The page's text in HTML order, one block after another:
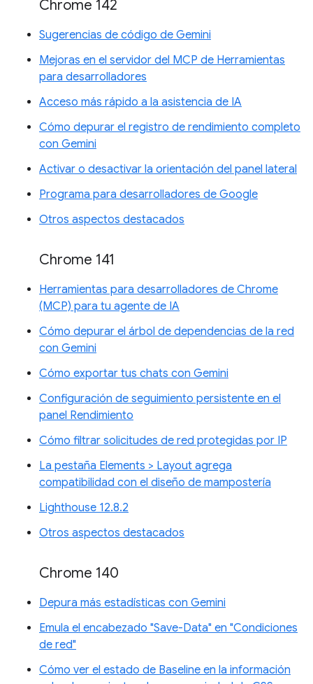
Chrome 142
Sugerencias de código de Gemini
Mejoras en el servidor del MCP de Herramientas
para desarrolladores
Acceso más rápido a la asistencia de IA
Cómo depurar el registro de rendimiento completo
con Gemini
Activar o desactivar la orientación del panel lateral
Programa para desarrolladores de Google
Otros aspectos destacados
Chrome 141
Herramientas para desarrolladores de Chrome
(MCP) para tu agente de IA
Cómo depurar el árbol de dependencias de la red
con Gemini
Cómo exportar tus chats con Gemini
Configuración de seguimiento persistente en el
panel Rendimiento
Cómo filtrar solicitudes de red protegidas por IP
La pestaña Elements > Layout agrega
compatibilidad con el diseño de mampostería
Lighthouse 12.8.2
Otros aspectos destacados
Chrome 140
Depura más estadísticas con Gemini
Emula el encabezado "Save-Data" en "Condiciones
de red"
Cómo ver el estado de Baseline en la información